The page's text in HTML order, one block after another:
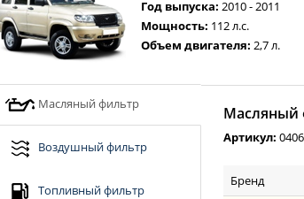
Год выпуска: 2010 - 2011
Мощность: 112 л.с.
Объем двигателя: 2,7 л.
Масляный фильтр
Воздушный фильтр
Топливный фильтр
Масляный
Артикул:
Бренд